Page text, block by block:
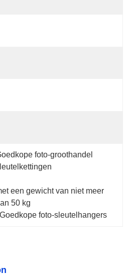
foto-groothandel
een gewicht van niet meer
50 kg
Goedkope foto-sleutelhangers